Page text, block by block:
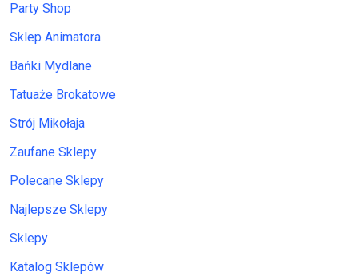
Party Shop
Sklep Animatora
Bańki Mydlane
Tatuaże Brokatowe
Strój Mikołaja
Zaufane Sklepy
Polecane Sklepy
Najlepsze Sklepy
Sklepy
Katalog Sklepów